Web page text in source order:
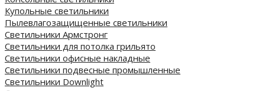
Купольные светильники
Пылевлагозащищенные светильники
Светильники Армстронг
Светильники для потолка грильято
Светильники офисные накладные
Светильники подвесные промышленные
Светильники Downlight